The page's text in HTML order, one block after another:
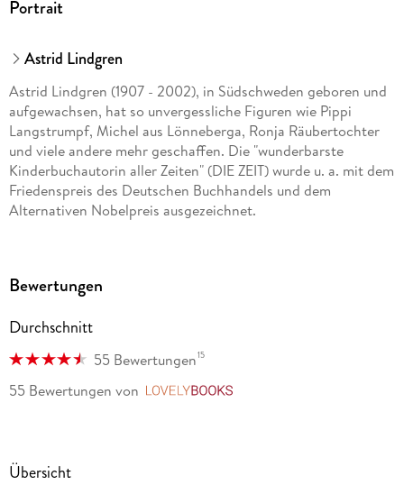
Portrait
Astrid Lindgren
Astrid Lindgren (1907 - 2002), in Südschweden geboren und
aufgewachsen, hat so unvergessliche Figuren wie Pippi
Langstrumpf, Michel aus Lönneberga, Ronja Räubertochter
und viele andere mehr geschaffen. Die "wunderbarste
Kinderbuchautorin aller Zeiten" (DIE ZEIT) wurde u. a. mit dem
Friedenspreis des Deutschen Buchhandels und dem
Alternativen Nobelpreis ausgezeichnet.
Bewertungen
Durchschnitt
55 Bewertungen15
55 Bewertungen von
Übersicht